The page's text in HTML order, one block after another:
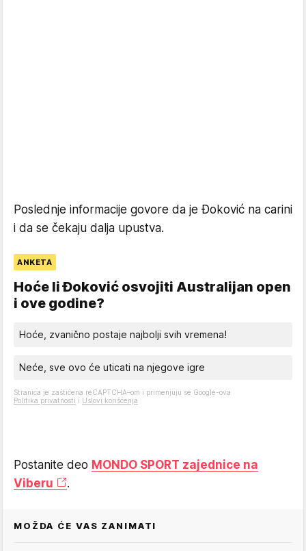
Poslednje informacije govore da je Đoković na carini
i da se čekaju dalja upustva.
ANKETA
Hoće li Đoković osvojiti Australijan open
i ove godine?
Hoće, zvanično postaje najbolji svih vremena!
Neće, sve ovo će uticati na njegove igre
Stranica je zaštićena reCAPTCHA–om i primenjuju se Google-ova
Politika privatnosti i Uslovi korišćenja
Postanite deo MONDO SPORT zajednice na
Viberu
.
MOŽDA ĆE VAS ZANIMATI